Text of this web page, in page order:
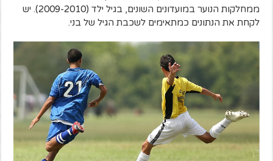
ממחלקות הנוער במועדונים השונים, בגיל ילד (2009-2010). יש
לקחת את הנתונים כמתאימים לשכבת הגיל של בני.